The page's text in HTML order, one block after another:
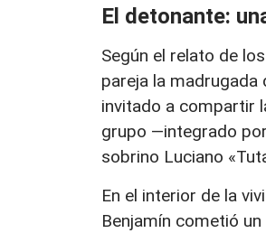
El detonante:
Según el relato de
pareja la
invitado a compartir
grupo —integrado
sobrino Luciano
En el interior de la
Benjamín cometió